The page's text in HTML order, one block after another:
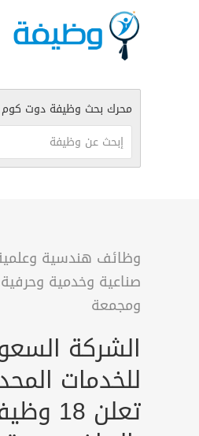
وظائف هندسية
صناعية وخدمية وحرفية
ومجمعة
الشركة
للخدمات
تعلن 18